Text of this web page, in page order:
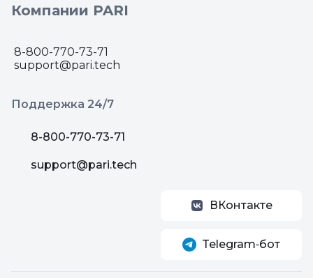
Компании PARI
8-800-770-73-71
support@pari.tech
Поддержка 24/7
8-800-770-73-71
support@pari.tech
ВКонтакте
Telegram‑бот